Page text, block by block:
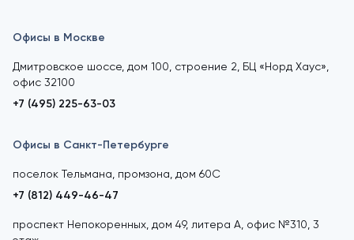
Офисы в Москве
Дмитровское шоссе, дом 100, строение 2, БЦ «Норд Хаус»,
офис 32100
+7 (495) 225-63-03
Офисы в Санкт-Петербурге
поселок Тельмана, промзона, дом 60С
+7 (812) 449-46-47
проспект Непокоренных, дом 49, литера А, офис №310, 3